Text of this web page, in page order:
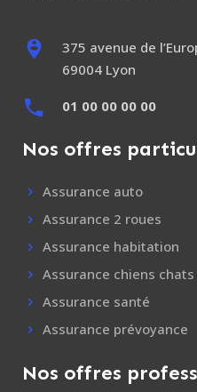
375 avenue de
69004 Lyon
01 00 00 00 00
Nos offres
Assurance auto
Assurance 2 roues
Assurance habitation
Assurance chiens chats
Assurance santé
Assurance prévoyance
Nos offres